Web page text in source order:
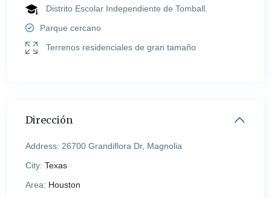
Distrito Escolar Independiente de Tomball.
Parque cercano
Terrenos residenciales de gran tamaño
Dirección
Address: 26700 Grandiflora Dr, Magnolia
City: Texas
Area: Houston